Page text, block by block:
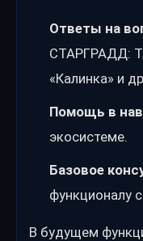
Ответы на
СТАРГРАДД:
«Калинка» и
Помощь в
экосистеме.
Базовое
функционалу
В будущем